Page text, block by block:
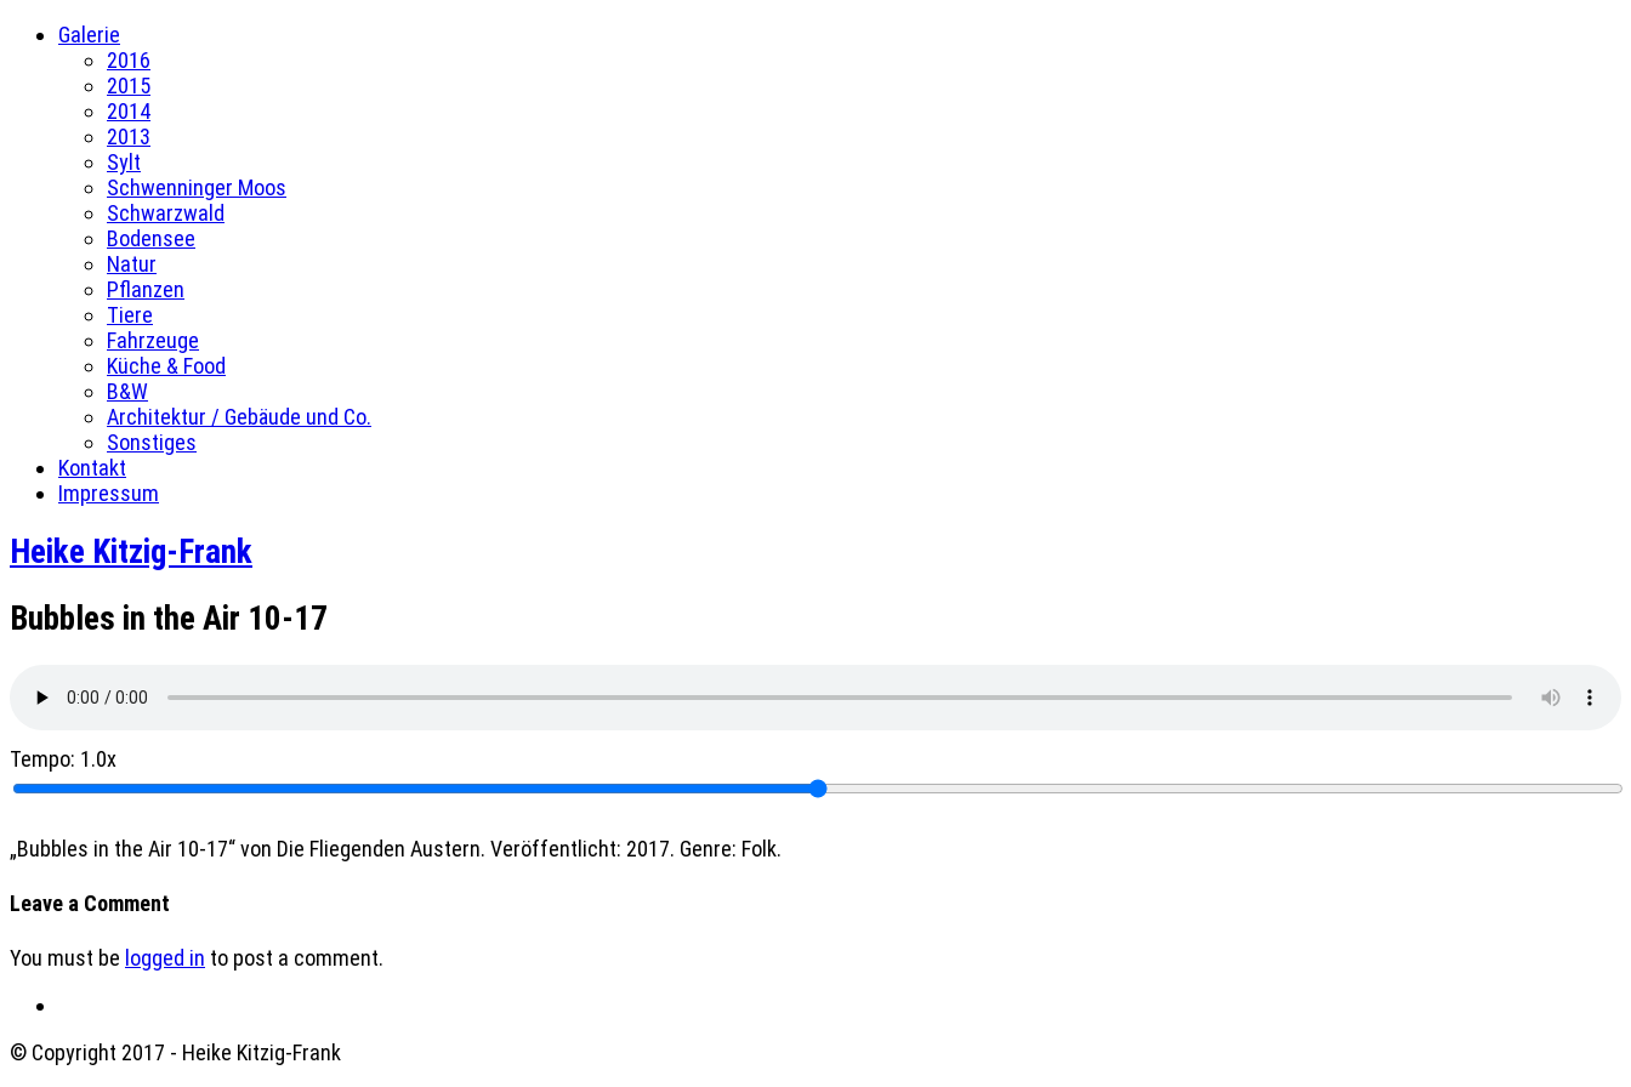
Galerie
2016
2015
2014
2013
Sylt
Schwenninger Moos
Schwarzwald
Bodensee
Natur
Pflanzen
Tiere
Fahrzeuge
Küche & Food
B&W
Architektur / Gebäude und Co.
Sonstiges
Kontakt
Impressum
Heike Kitzig-Frank
Bubbles in the Air 10-17
Tempo: 1.0x
„Bubbles in the Air 10-17“ von Die Fliegenden Austern. Veröffentlicht: 2017. Genre: Folk.
Leave a Comment
You must be logged in to post a comment.
© Copyright 2017 - Heike Kitzig-Frank